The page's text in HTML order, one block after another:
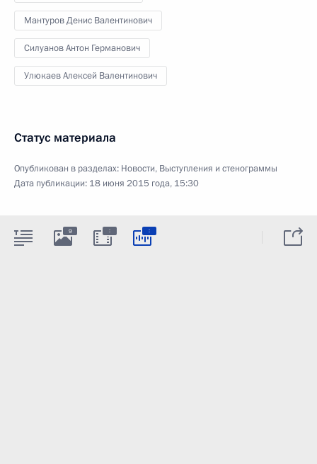
Мантуров Денис Валентинович
Силуанов Антон Германович
Улюкаев Алексей Валентинович
Статус материала
Опубликован в разделах: Новости, Выступления и стенограммы
Дата публикации: 18 июня 2015 года, 15:30
9 : :